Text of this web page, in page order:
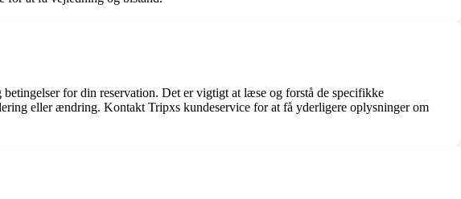
for din reservation. Det er vigtigt at læse og forstå de specifikke
eller ændring. Kontakt Tripxs kundeservice for at få yderligere oplysninger om